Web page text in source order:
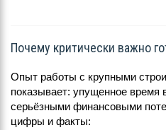
Почему критически важно
Опыт работы с крупными
показывает: упущенное время
серьёзными финансовыми
цифры и факты: